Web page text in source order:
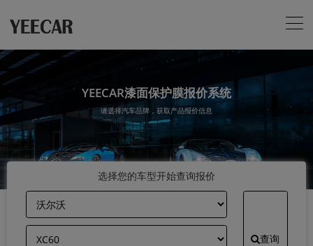
YEECAR漆面保护膜报价系统
请选择汽车品牌，获取产品报价信息
选择您的车型开始查询报价
查询